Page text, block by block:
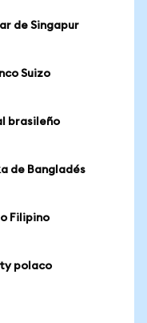
de Singapur
Suizo
brasileño
de Bangladés
Filipino
polaco